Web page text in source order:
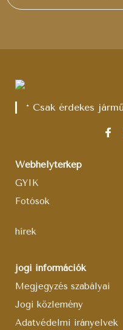
* Csak érdekes
Webhelytérkép
GYIK
Fotósok
hírek
jogi információk
Megjegyzés szabályai
Jogi közlemény
Adatvédelmi irányelvek